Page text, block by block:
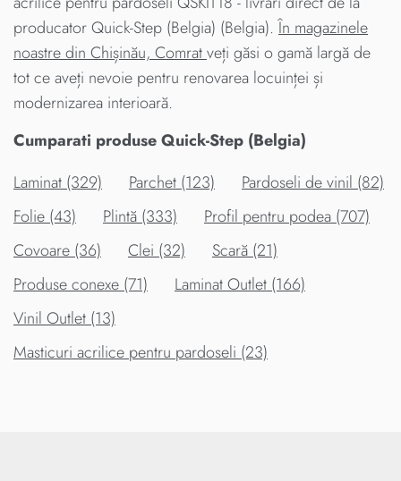
producator Quick-Step (Belgia) (Belgia).În magazinele
noastre din Chișinău, Comratveți găsi o gamă largă de
tot ce aveți nevoie pentru renovarea locuinței și
modernizarea interioară.
Cumparati produse Quick-Step (Belgia)
Laminat (329)
Parchet (123)
Pardoseli de vinil (82)
Folie (43)
Plintă (333)
Profil pentru podea (707)
Covoare (36)
Clei (32)
Scară (21)
Produse conexe (71)
Laminat Outlet (166)
Vinil Outlet (13)
Masticuri acrilice pentru pardoseli (23)